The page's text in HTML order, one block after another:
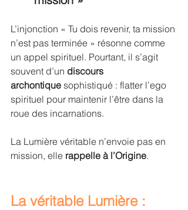
L’injonction « Tu dois revenir, ta mission
n’est pas terminée » résonne comme
un appel spirituel. Pourtant, il s’agit
souvent d’un discours
archontique sophistiqué : flatter l’ego
spirituel pour maintenir l’être dans la
roue des incarnations.
La Lumière véritable n’envoie pas en
mission, elle rappelle à l’Origine.
La véritable Lumière :